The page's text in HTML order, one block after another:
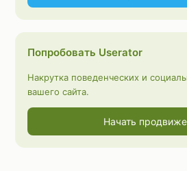
Попробовать Userator
Накрутка поведенческих и
вашего сайта.
Начать